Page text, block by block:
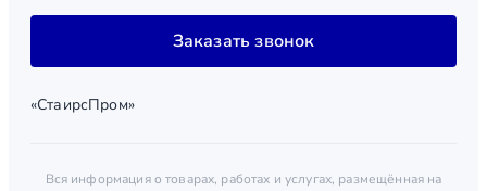
Заказать звонок
«СтаирсПром»
Вся информация о товарах, работах и услугах, размещённая на